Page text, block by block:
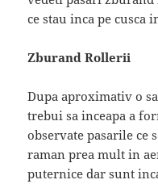
ce stau inca pe cusca
Zburand Rollerii
Dupa aproximativ o
trebui sa inceapa a
observate pasarile ce
raman prea mult in
puternice dar sunt